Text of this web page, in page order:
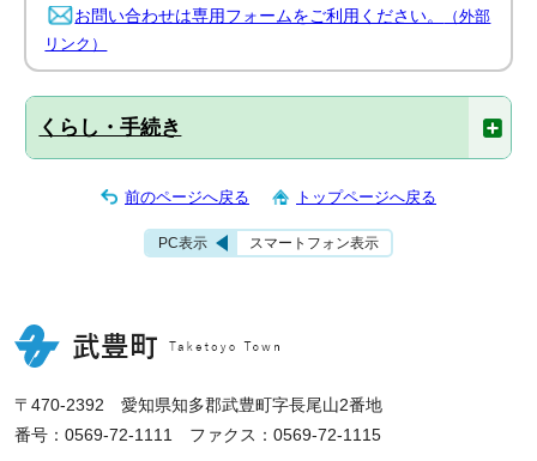
お問い合わせは専用フォームをご利用ください。
（外部
リンク）
くらし・手続き
前のページへ戻る トップページへ戻る
PC表示 スマートフォン表示
〒470-2392 愛知県知多郡武豊町字長尾山2番地
番号：0569-72-1111 ファクス：0569-72-1115